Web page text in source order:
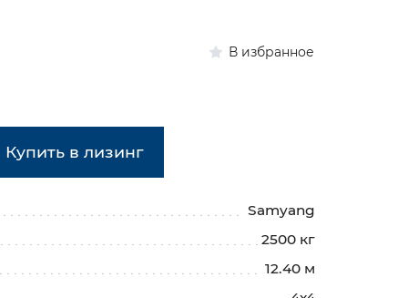
В избранное
Купить в лизинг
Samyang
2500 кг
12.40 м